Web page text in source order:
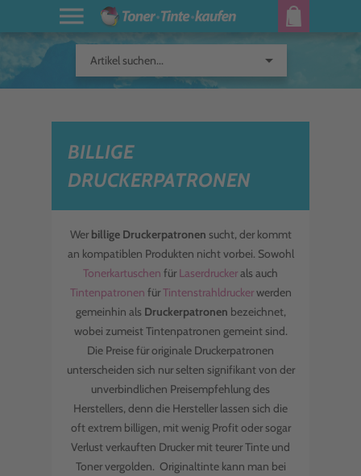
Artikel suchen... arrow_drop_down
BILLIGE
DRUCKERPATRONEN
Wer billige Druckerpatronen sucht, der kommt
an kompatiblen Produkten nicht vorbei. Sowohl
Tonerkartuschen für Laserdruckerals auch
Tintenpatronen fürTintenstrahldruckerwerden
gemeinhin als Druckerpatronen bezeichnet,
wobei zumeist Tintenpatronen gemeint sind.
Die Preise für originale Druckerpatronen
unterscheiden sich nur selten signifikant von der
unverbindlichen Preisempfehlung des
Herstellers, denn die Hersteller lassen sich die
oft extrem billigen, mit wenig Profit oder sogar
Verlust verkauften Drucker mit teurer Tinte und
Toner vergolden. Originaltinte kann man bei